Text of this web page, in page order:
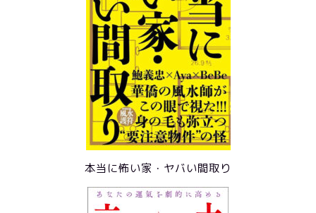
本当に怖い家・ヤバい間取り